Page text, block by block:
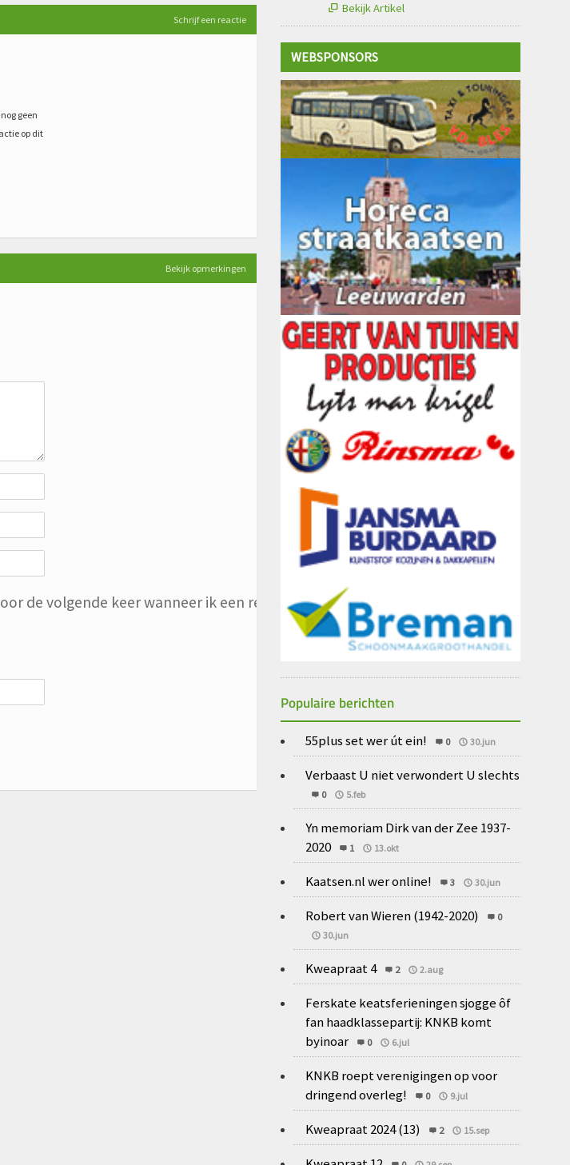
Schrijf een reactie
geen
op dit
Bekijk opmerkingen
de volgende keer wanneer ik een reactie plaats.
 Bekijk Artikel
WEBSPONSORS
Populaire berichten
55plus set wer út ein! 0 30.jun
Verbaast U niet verwondert U slechts
0 5.feb
Yn memoriam Dirk van der Zee 1937-
2020
1 13.okt
Kaatsen.nl wer online! 3 30.jun
Robert van Wieren (1942-2020)
0
30.jun
Kweapraat 4 2 2.aug
Ferskate keatsferieningen sjogge ôf
fan haadklassepartij: KNKB komt
byinoar
0 6.jul
KNKB roept verenigingen op voor
dringend overleg!
0 9.jul
Kweapraat 2024 (13) 2 15.sep